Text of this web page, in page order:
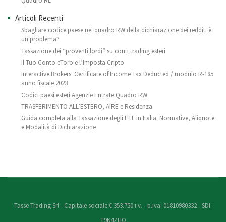
Articoli Recenti
Sbagliare codice paese nel quadro RW della dichiarazione dei redditi è
un problema?
Tassazione dei “proventi lordi” su conti trading esteri
Il Tuo Conto eToro e l’Imposta Cripto
Interactive Brokers: Certificate of Income Tax Deducted / modulo R-185
anno fiscale 2023
Codici paesi esteri Agenzie Entrate Quadro RW
TRASFERIMENTO ALL’ESTERO, AIRE e Residenza
Guida completa alla Tassazione degli ETF in Italia: Normative, Aliquote
e Modalità di Dichiarazione
Tasse Trading Srl - Capitale sociale € 353.750 i.v. - p.iva: 01810980332 - SDI:
T9K4ZHO